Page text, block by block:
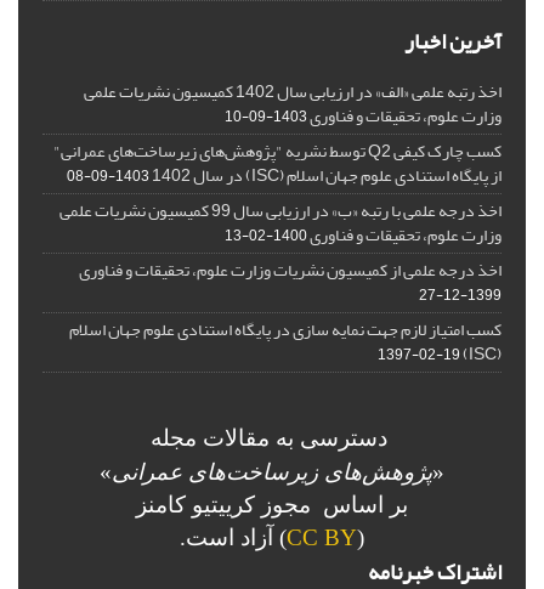
آخرین اخبار
اخذ رتبه علمی «الف» در ارزیابی سال 1402 کمیسیون نشریات علمی
وزارت علوم، تحقیقات و فناوری1403-09-10
کسب چارک کیفی Q2 توسط نشریه "پژوهش‌های زیرساخت‌های عمرانی"
از پایگاه استنادی علوم جهان اسلام (ISC) در سال 1402 1403-09-08
اخذ درجه علمی با رتبه «ب» در ارزیابی سال 99 کمیسیون نشریات علمی
وزارت علوم، تحقیقات و فناوری1400-02-13
اخذ درجه علمی از کمیسیون نشریات وزارت علوم، تحقیقات و فناوری
1399-12-27
کسب امتیاز لازم جهت نمایه سازی در پایگاه استنادی علوم جهان اسلام
(ISC)
1397-02-19
دسترسی به مقالات مجله
«پژوهش‌های زیرساخت‌های عمرانی»
بر اساس مجوز کرییتیو کامنز
(
CC BY) آزاد است.
اشتراک خبرنامه